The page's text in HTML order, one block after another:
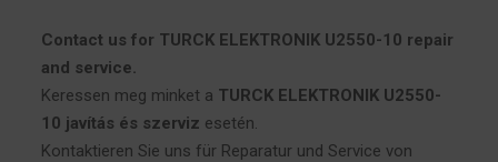
Contact us for TURCK ELEKTRONIK U2550-10 repair
and service.
Keressen meg minket a TURCK ELEKTRONIK U2550-
10 javítás és szerviz esetén.
Kontaktieren Sie uns für Reparatur und Service von